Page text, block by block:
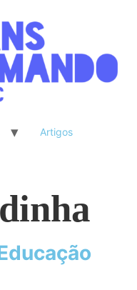
Artigos